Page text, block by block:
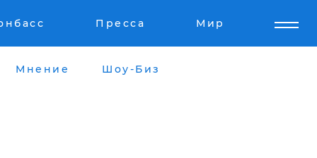
Пресса Мир
Мнение Шоу-Биз